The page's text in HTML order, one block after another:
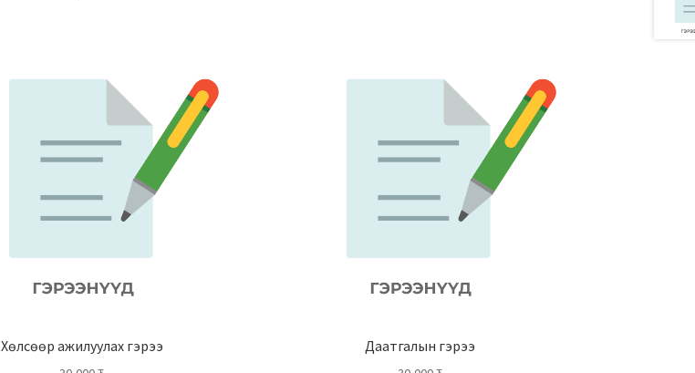
Хөлсөөр ажилуулах гэрээ Даатгалын гэрээ